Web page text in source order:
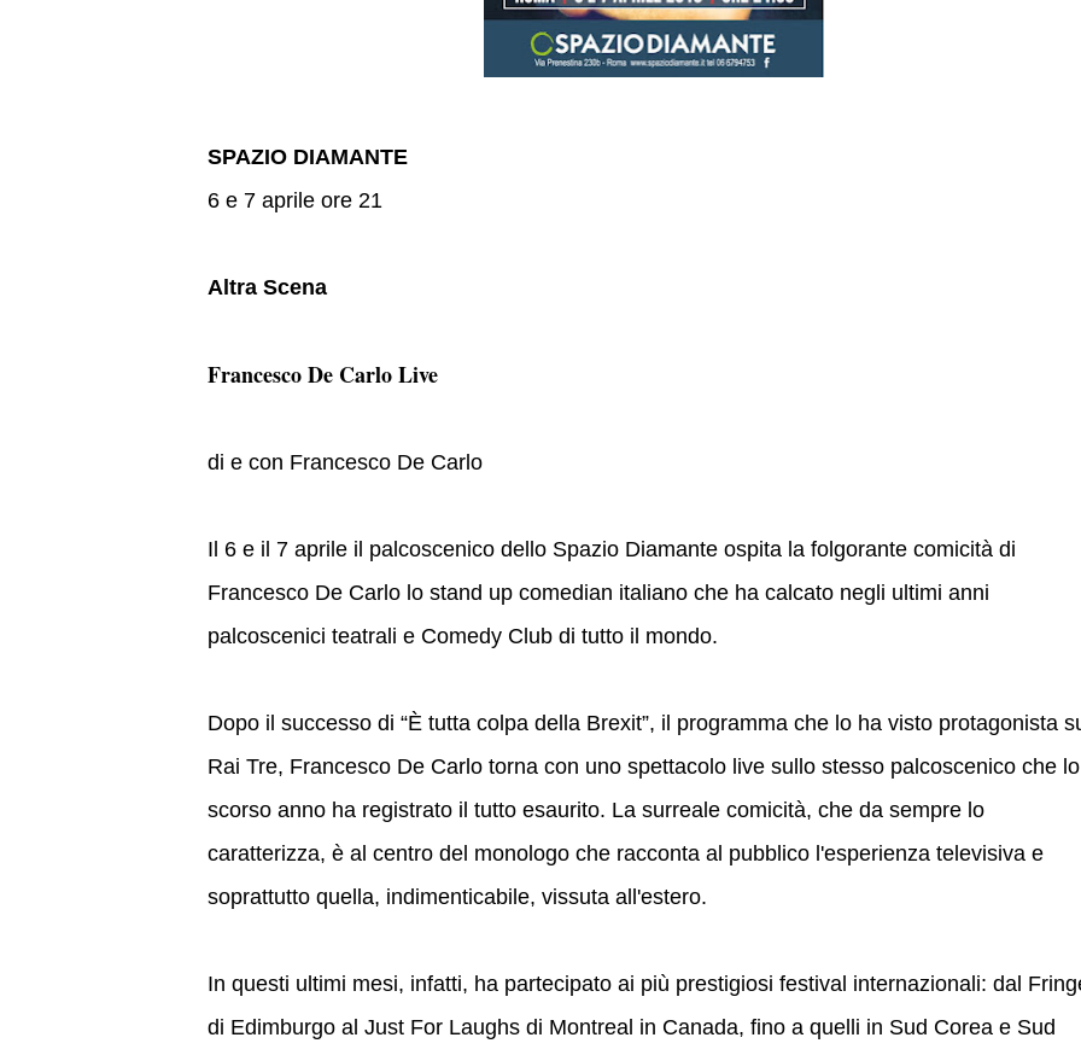
SPAZIO DIAMANTE
6 e 7 aprile ore 21
Altra Scena
Francesco De Carlo Live
di e con Francesco De Carlo
Il 6 e il 7 aprile il palcoscenico dello Spazio Diamante ospita la folgorante comicità di
Francesco De Carlo lo stand up comedian italiano che ha calcato negli ultimi anni
palcoscenici teatrali e Comedy Club di tutto il mondo.
Dopo il successo di “È tutta colpa della Brexit”, il programma che lo ha visto protagonista
Rai Tre, Francesco De Carlo torna con uno spettacolo live sullo stesso palcoscenico che lo
scorso anno ha registrato il tutto esaurito. La surreale comicità, che da sempre lo
caratterizza, è al centro del monologo che racconta al pubblico l'esperienza televisiva e
soprattutto quella, indimenticabile, vissuta all'estero.
In questi ultimi mesi, infatti, ha partecipato ai più prestigiosi festival internazionali: dal
di Edimburgo al Just For Laughs di Montreal in Canada, fino a quelli in Sud Corea e Sud